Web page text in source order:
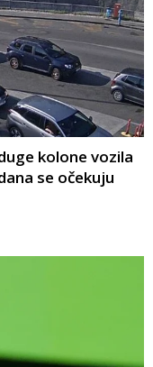
kolone vozila
se očekuju